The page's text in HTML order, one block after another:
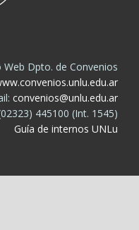
Web Dpto. de Convenios
convenios@unlu.edu.ar
445100 (Int. 1545)
Guía de internos UNLu